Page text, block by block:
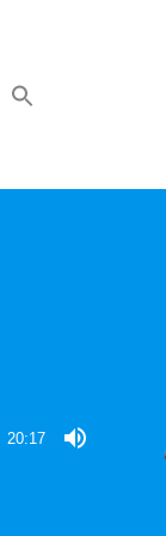
20:17